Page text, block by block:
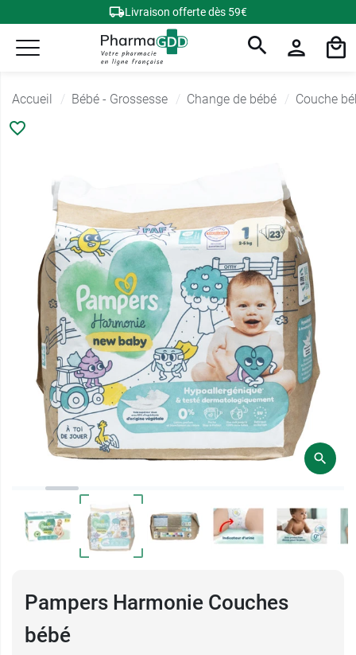
Livraison offerte dès 59€
Accueil Bébé - Grossesse Change de bébé Couche
Pampers Harmonie Couches
bébé